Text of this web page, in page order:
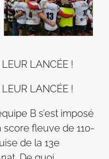
LANCÉE !
LANCÉE !
B s’est imposé
fleuve de 110-
de la 13e